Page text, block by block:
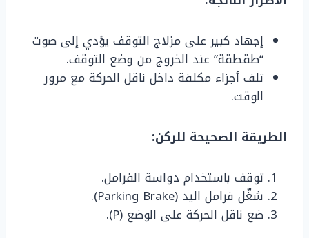
إجهاد كبير على مزلاج التوقف يؤدي إلى صوت
“طقطقة” عند الخروج من وضع التوقف.
تلف أجزاء مكلفة داخل ناقل الحركة مع مرور
الوقت.
الطريقة الصحيحة للركن:
توقف باستخدام دواسة الفرامل.
شغّل فرامل اليد (Parking Brake).
ضع ناقل الحركة على الوضع (P).